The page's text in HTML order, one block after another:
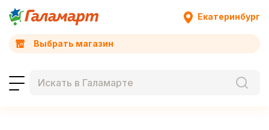
Екатеринбург
Выбрать магазин